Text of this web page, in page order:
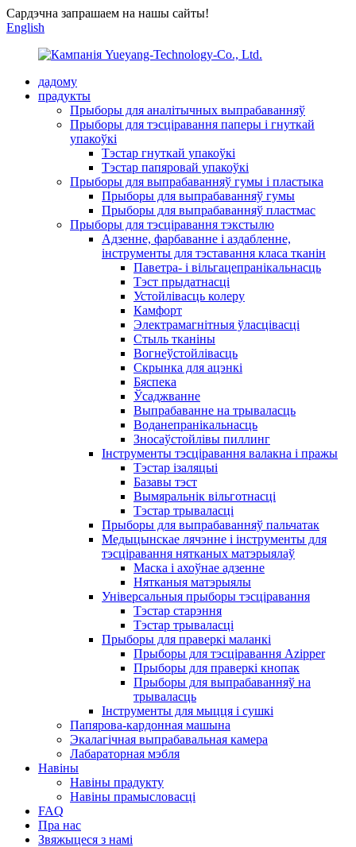
Сардэчна запрашаем на нашы сайты!
English
дадому
прадукты
Прыборы для аналітычных выпрабаванняў
Прыборы для тэсціравання паперы і гнуткай
упакоўкі
Тэстар гнуткай упакоўкі
Тэстар папяровай упакоўкі
Прыборы для выпрабаванняў гумы і пластыка
Прыборы для выпрабаванняў гумы
Прыборы для выпрабаванняў пластмас
Прыборы для тэсціравання тэкстылю
Адзенне, фарбаванне і аздабленне,
інструменты для тэставання класа тканін
Паветра- і вільгацепранікальнасць
Тэст прыдатнасці
Устойлівасць колеру
Камфорт
Электрамагнітныя ўласцівасці
Стыль тканіны
Вогнеўстойлівасць
Скрынка для ацэнкі
Бяспека
Ўсаджванне
Выпрабаванне на трываласць
Воданепранікальнасць
Зносаўстойлівы пиллинг
Інструменты тэсціравання валакна і пражы
Тэстар ізаляцыі
Базавы тэст
Вымяральнік вільготнасці
Тэстар трываласці
Прыборы для выпрабаванняў пальчатак
Медыцынскае лячэнне і інструменты для
тэсціравання нятканых матэрыялаў
Маска і ахоўнае адзенне
Нятканыя матэрыялы
Універсальныя прыборы тэсціравання
Тэстар старэння
Тэстар трываласці
Прыборы для праверкі маланкі
Прыборы для тэсціравання Azipper
Прыборы для праверкі кнопак
Прыборы для выпрабаванняў на
трываласць
Інструменты для мыцця і сушкі
Папярова-кардонная машына
Экалагічная выпрабавальная камера
Лабараторная мэбля
Навіны
Навіны прадукту
Навіны прамысловасці
FAQ
Пра нас
Звяжыцеся з намі